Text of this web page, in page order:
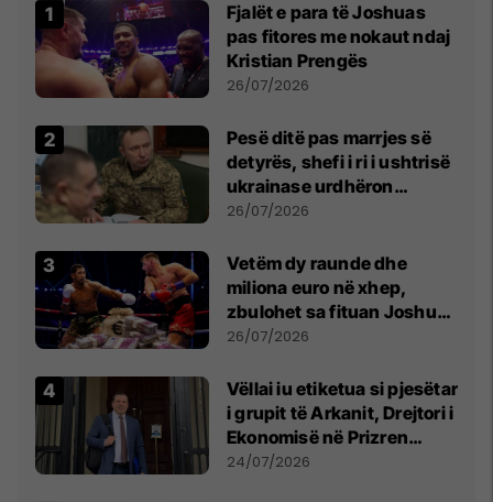
Fjalët e para të Joshuas
pas fitores me nokaut ndaj
Kristian Prengës
26/07/2026
Pesë ditë pas marrjes së
detyrës, shefi i ri i ushtrisë
ukrainase urdhëron
kontroll të madh
26/07/2026
Vetëm dy raunde dhe
miliona euro në xhep,
zbulohet sa fituan Joshua
e Prenga
26/07/2026
Vëllai iu etiketua si pjesëtar
i grupit të Arkanit, Drejtori i
Ekonomisë në Prizren
mohon pretendimet
24/07/2026